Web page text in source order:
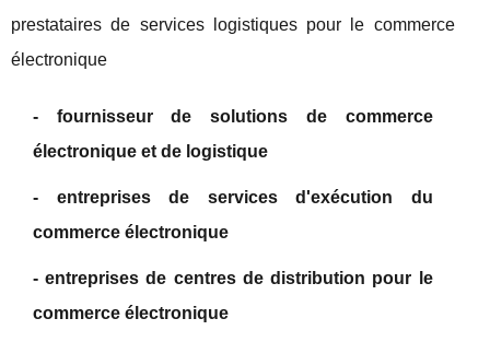
prestataires de services logistiques pour le commerce
électronique
- fournisseur de solutions de commerce
électronique et de logistique
- entreprises de services d'exécution du
commerce électronique
- entreprises de centres de distribution pour le
commerce électronique